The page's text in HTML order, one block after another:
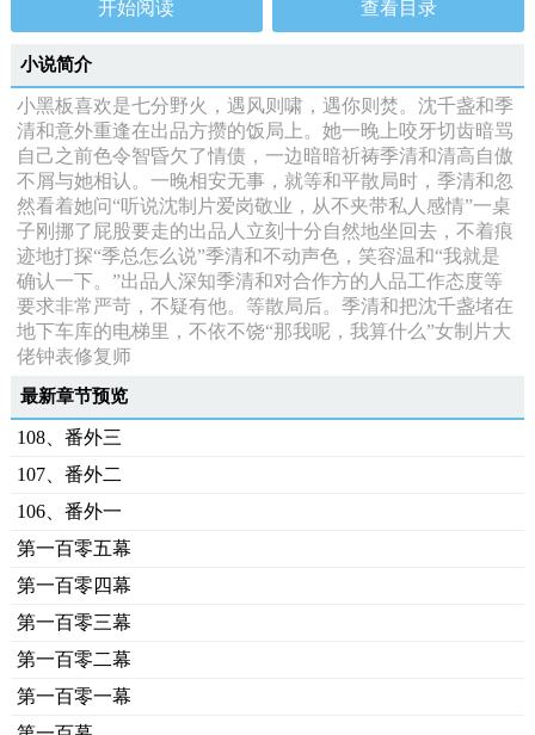
开始阅读 查看目录
小说简介
小黑板喜欢是七分野火，遇风则啸，遇你则焚。沈千盏和季
清和意外重逢在出品方攒的饭局上。她一晚上咬牙切齿暗骂
自己之前色令智昏欠了情债，一边暗暗祈祷季清和清高自傲
不屑与她相认。一晚相安无事，就等和平散局时，季清和忽
然看着她问“听说沈制片爱岗敬业，从不夹带私人感情”一桌
子刚挪了屁股要走的出品人立刻十分自然地坐回去，不着痕
迹地打探“季总怎么说”季清和不动声色，笑容温和“我就是
确认一下。”出品人深知季清和对合作方的人品工作态度等
要求非常严苛，不疑有他。等散局后。季清和把沈千盏堵在
地下车库的电梯里，不依不饶“那我呢，我算什么”女制片大
佬钟表修复师
最新章节预览
108、番外三
107、番外二
106、番外一
第一百零五幕
第一百零四幕
第一百零三幕
第一百零二幕
第一百零一幕